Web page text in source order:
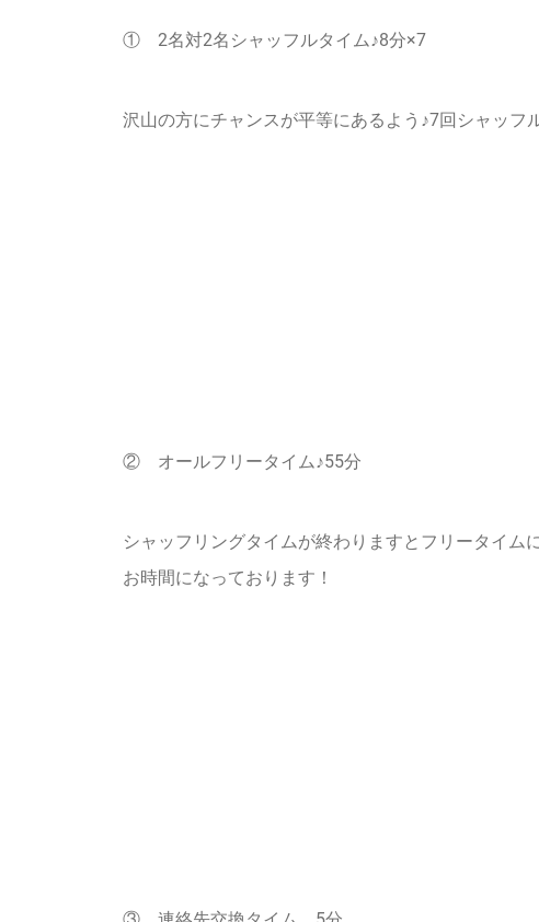
① 2名対2名シャッフルタイム♪8分×7
沢山の方にチャンスが平等にあるよう♪7回シャッフ
② オールフリータイム♪55分
シャッフリングタイムが終わりますとフリータイ
お時間になっております！